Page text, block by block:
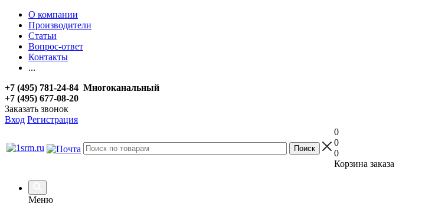
О компании
Производители
Статьи
Вопрос-ответ
Контакты
...
+7 (495) 781-24-84 Многоканальный
+7 (495) 677-08-20
Заказать звонок
Вход Регистрация
0
0
0
Корзина заказа
Меню